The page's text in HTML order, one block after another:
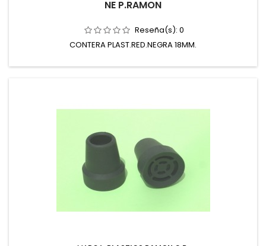
NE P.RAMON
Reseña(s): 0
CONTERA PLAST.RED.NEGRA 18MM.